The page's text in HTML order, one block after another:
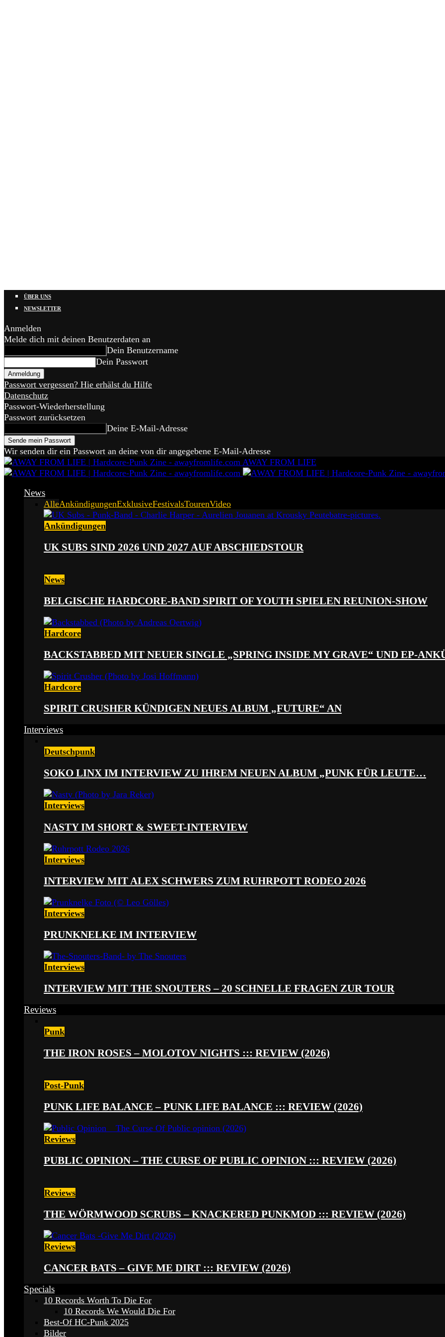
ÜBER UNS
NEWSLETTER
Anmelden
Melde dich mit deinen Benutzerdaten an
Dein Benutzername
Dein Passwort
Passwort vergessen? Hie erhälst du Hilfe
Datenschutz
Passwort-Wiederherstellung
Passwort zurücksetzen
Deine E-Mail-Adresse
Wir senden dir ein Passwort an deine von dir angegebene E-Mail-Adresse
AWAY FROM LIFE
News
AlleAnkündigungenExklusiveFestivalsTourenVideo
Ankündigungen
UK SUBS SIND 2026 UND 2027 AUF ABSCHIEDSTOUR
News
BELGISCHE HARDCORE-BAND SPIRIT OF YOUTH SPIELEN REUNION-SHOW
Hardcore
BACKSTABBED MIT NEUER SINGLE „SPRING INSIDE MY GRAVE“ UND EP-
Hardcore
SPIRIT CRUSHER KÜNDIGEN NEUES ALBUM „FUTURE“ AN
Interviews
Deutschpunk
SOKO LINX IM INTERVIEW ZU IHREM NEUEN ALBUM „PUNK FÜR LEUTE…
Interviews
NASTY IM SHORT & SWEET-INTERVIEW
Interviews
INTERVIEW MIT ALEX SCHWERS ZUM RUHRPOTT RODEO 2026
Interviews
PRUNKNELKE IM INTERVIEW
Interviews
INTERVIEW MIT THE SNOUTERS – 20 SCHNELLE FRAGEN ZUR TOUR
Reviews
Punk
THE IRON ROSES – MOLOTOV NIGHTS ::: REVIEW (2026)
Post-Punk
PUNK LIFE BALANCE – PUNK LIFE BALANCE ::: REVIEW (2026)
Reviews
PUBLIC OPINION – THE CURSE OF PUBLIC OPINION ::: REVIEW (2026)
Reviews
THE WÖRMWOOD SCRUBS – KNACKERED PUNKMOD ::: REVIEW (2026)
Reviews
CANCER BATS – GIVE ME DIRT ::: REVIEW (2026)
Specials
10 Records Worth To Die For
10 Records We Would Die For
Best-Of HC-Punk 2025
Bilder